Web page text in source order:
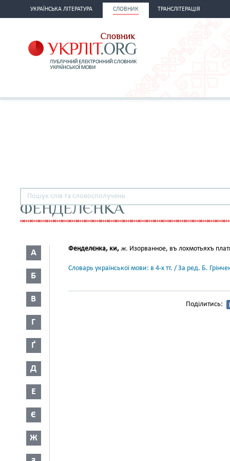
УКРАЇНСЬКА ЛІТЕРАТУРА СЛОВНИК ТРАНСЛІТЕРАЦІЯ
ФЕНДЕЛЄНКА
А
Б
В
Г
Ґ
Д
Е
Є
Ж
Фенделєнка, ки, ж. Изорванное, въ лохмотьяхъ
Словарь української мови: в 4-х тт. / За ред. Б.
Поділитись: